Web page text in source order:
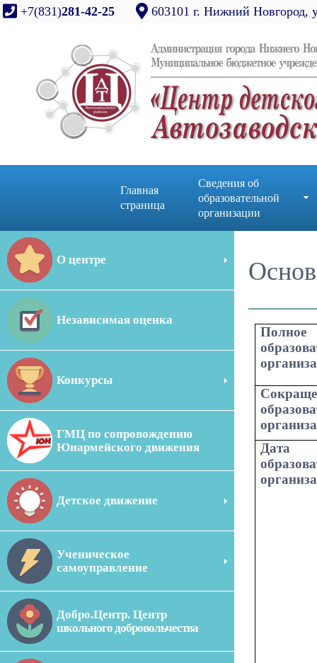
+7(831)281-42-25 603101 г. Нижний Новгород,
Главная
страница
Сведения об
образовательной
организации
О центре
Независимая оценка
Конкурсы
ГМЦ по сопровождению
Юнармейского движения
Детское движение
Ученическое
самоуправление
Добро.Центр. Центр
школьного добровольчества